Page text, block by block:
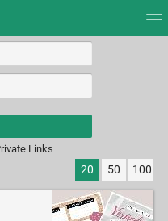
results.
Links
20 50 100